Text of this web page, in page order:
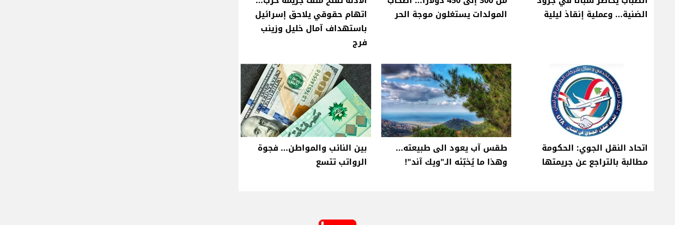
الضنية... وعملية إنقاذ ليلية
المولدات يستغلون موجة الحر
اتهام حقوقي يلاحق إسرائيل
باستهداف آمال خليل وزينب
فرج
اتحاد النقل الجوي: الحكومة
مطالبة بالتراجع عن جريمتها
طقس آب يعود الى طبيعته...
وهذا ما يُخبّئه الـ"ويك آند"!
بين النائب والمواطن... فجوة
الرواتب تتسع